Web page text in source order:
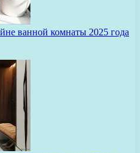
ванной комнаты 2025 года